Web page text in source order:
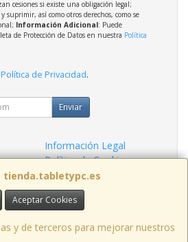
tienda.tabletypc.es
Aceptar Cookies
y de terceros para mejorar nuestros
cesiones si existe una obligación legal;
suprimir, así como otros derechos, como se
Información Adicional: Puede
de Protección de Datos en nuestra Política
Política de Privacidad.
Enviar
Información Legal
Política de Cookies
Formas de Pago